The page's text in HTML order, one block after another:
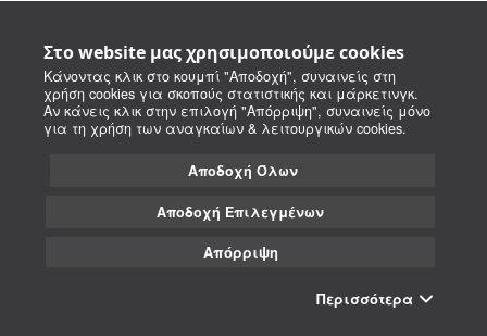
Στο website μας χρησιμοποιούμε cookies
Κάνοντας κλικ στο κουμπί "Αποδοχή", συναινείς στη
χρήση cookies για σκοπούς στατιστικής και μάρκετινγκ.
Αν κάνεις κλικ στην επιλογή "Απόρριψη", συναινείς μόνο
για τη χρήση των αναγκαίων & λειτουργικών cookies.
Αποδοχή Όλων
Αποδοχή Επιλεγμένων
Απόρριψη
Περισσότερα